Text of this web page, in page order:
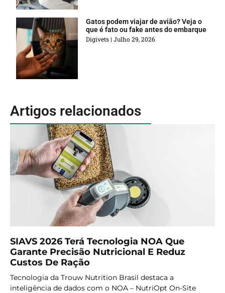
Gatos podem viajar de avião? Veja o
que é fato ou fake antes do embarque
Digivets Julho 29, 2026
Artigos relacionados
SIAVS 2026 Terá Tecnologia NOA Que
Garante Precisão Nutricional E Reduz
Custos De Ração
Tecnologia da Trouw Nutrition Brasil destaca a
inteligência de dados com o NOA – NutriOpt On-Site